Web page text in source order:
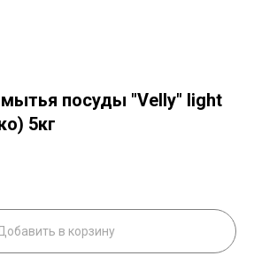
посуды "Velly" light
5кг
в корзину